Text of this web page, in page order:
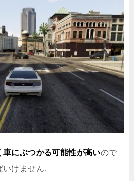
車にぶつかる可能性が高いので
けません。